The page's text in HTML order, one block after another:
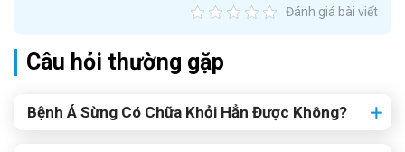
Đánh giá bài viết
Câu hỏi thường gặp
Bệnh Á Sừng Có Chữa Khỏi Hẳn Được Không?